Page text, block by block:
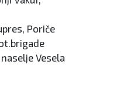
Poriče
Vesela